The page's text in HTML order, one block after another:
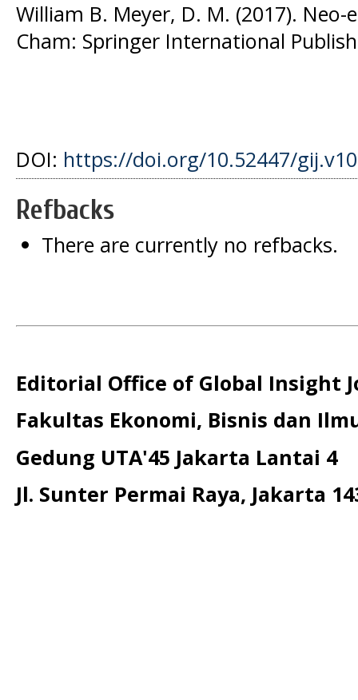
William B. Meyer, D. M. (2017).
Cham: Springer International
DOI: https://doi.org/10.52447/
Refbacks
There are currently no refbacks.
Editorial Office of Global Insight
Fakultas Ekonomi, Bisnis dan
Gedung UTA'45 Jakarta Lantai 4
Jl. Sunter Permai Raya, Jakarta